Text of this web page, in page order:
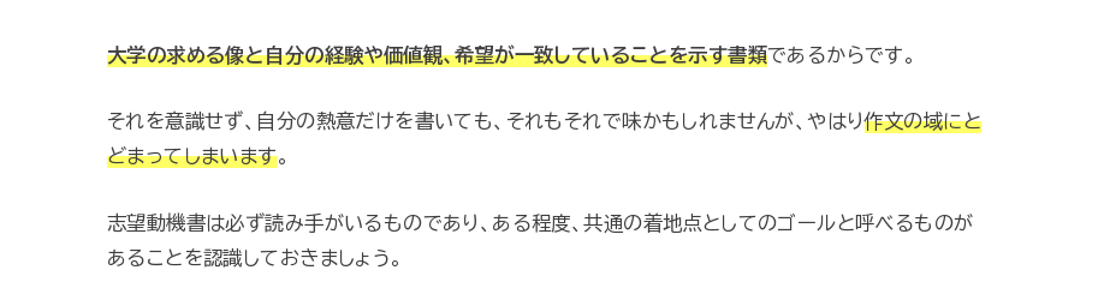
大学の求める像と自分の経験や価値観、希望が一致していることを示す書類であるからです。
それを意識せず、自分の熱意だけを書いても、それもそれで味かもしれませんが、やはり作文の域にと
どまってしまいます。
志望動機書は必ず読み手がいるものであり、ある程度、共通の着地点としてのゴールと呼べるものが
あることを認識しておきましょう。